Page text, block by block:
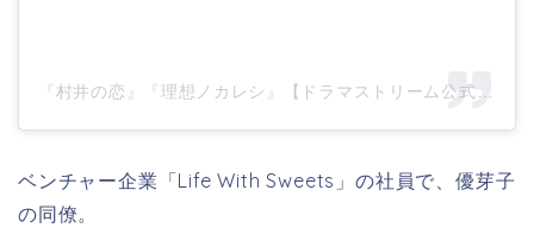
『村井の恋』『理想ノカレシ』【ドラマストリーム公式】(@tbs_drama_stream)がシェアした投稿
ベンチャー企業「Life With Sweets」の社員で、優芽子
の同僚。